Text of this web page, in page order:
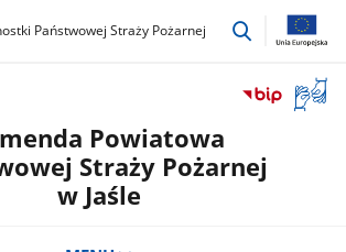
Państwowej Straży Pożarnej
przejdź
okno
Powiatowa
Straży Pożarnej
w Jaśle